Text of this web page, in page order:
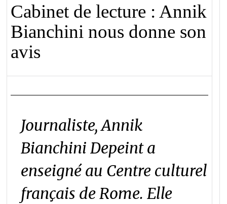
Cabinet de lecture : Annik
Bianchini nous donne son
avis
Journaliste, Annik
Bianchini Depeint a
enseigné au Centre culturel
français de Rome. Elle